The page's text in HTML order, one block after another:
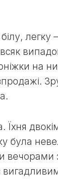
на
Їхня
була
вечорами